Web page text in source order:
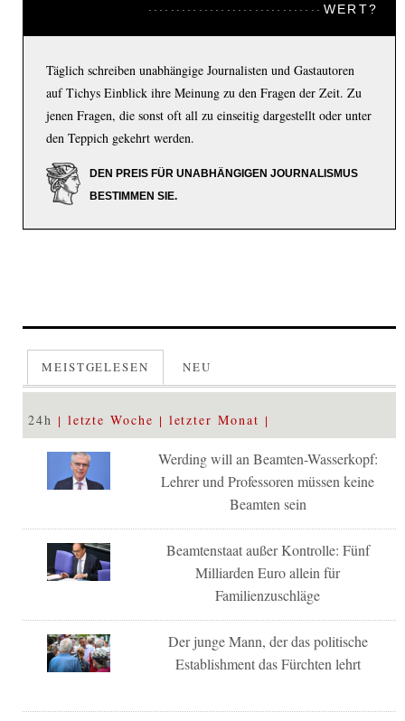
WERT?
Täglich schreiben unabhängige Journalisten und Gastautoren
auf Tichys Einblick ihre Meinung zu den Fragen der Zeit. Zu
jenen Fragen, die sonst oft all zu einseitig dargestellt oder unter
den Teppich gekehrt werden.
DEN PREIS FÜR UNABHÄNGIGEN JOURNALISMUS
BESTIMMEN SIE.
MEISTGELESEN NEU
24h letzte Woche letzter Monat
Werding will an Beamten-Wasserkopf:
Lehrer und Professoren müssen keine
Beamten sein
Beamtenstaat außer Kontrolle: Fünf
Milliarden Euro allein für
Familienzuschläge
Der junge Mann, der das politische
Establishment das Fürchten lehrt